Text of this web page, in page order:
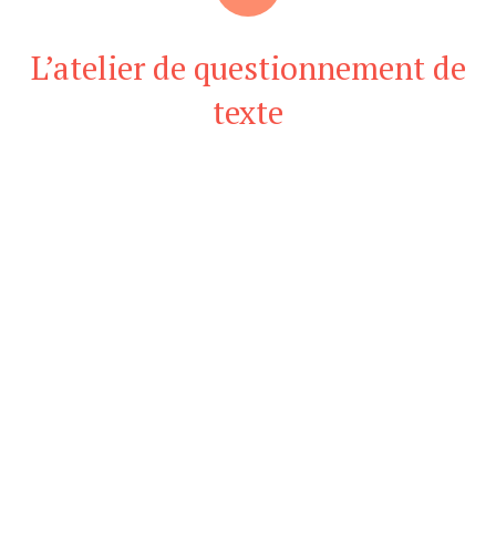
L’atelier de questionnement de
texte